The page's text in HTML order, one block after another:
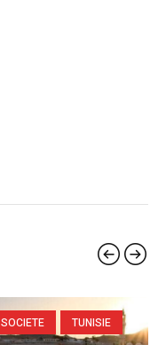
SOCIETE TUNISIE